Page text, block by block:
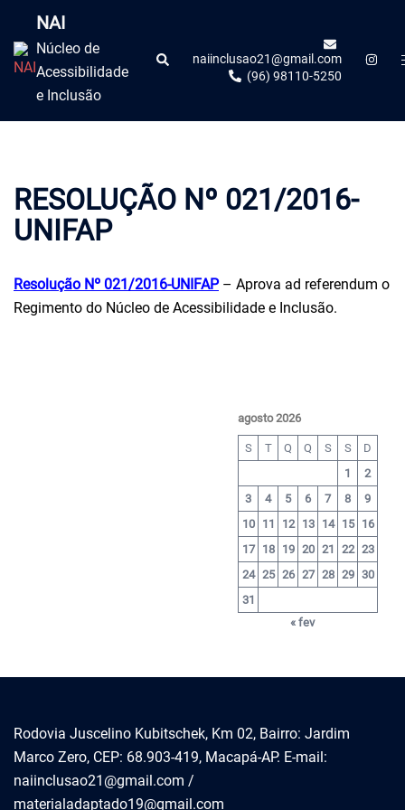
NAI
Núcleo de
Acessibilidade
e Inclusão
naiinclusao21@gmail.com
(96) 98110-5250
RESOLUÇÃO Nº 021/2016-
UNIFAP
Resolução Nº 021/2016-UNIFAP – Aprova ad referendum o
Regimento do Núcleo de Acessibilidade e Inclusão.
agosto 2026
S T Q Q S S
D
1
2
3
4 5 6 7 8
9
10
11 12 13 14 15
16
17
18 19 20 21 22 23
24 25 26 27 28 29 30
31
« fev
Rodovia Juscelino Kubitschek, Km 02, Bairro: Jardim
Marco Zero, CEP: 68.903-419, Macapá-AP. E-mail:
naiinclusao21@gmail.com /
materialadaptado19@gmail.com